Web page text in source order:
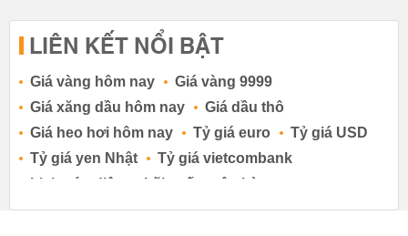
LIÊN KẾT NỔI BẬT
Giá vàng hôm nay
Giá vàng 9999
Giá xăng dầu hôm nay
Giá dầu thô
Giá heo hơi hôm nay
Tỷ giá euro
Tỷ giá USD
Tỷ giá yen Nhật
Tỷ giá vietcombank
Lịch cúp điện
Lãi suất ngân hàng
Lãi suất tiết kiệm
Lãi suất tiền gửi